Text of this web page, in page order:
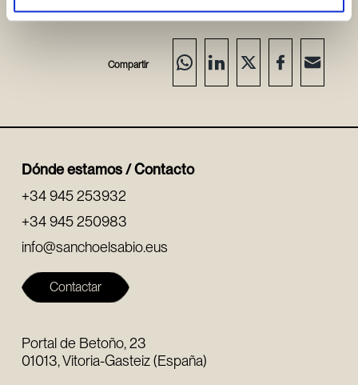
Compartir
Dónde estamos / Contacto
+34 945 253932
+34 945 250983
info@sanchoelsabio.eus
Contactar
Portal de Betoño, 23
01013, Vitoria-Gasteiz (España)